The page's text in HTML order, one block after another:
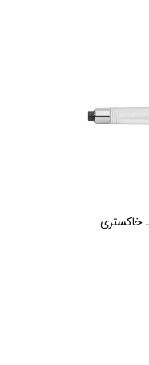
ـ خاکستری